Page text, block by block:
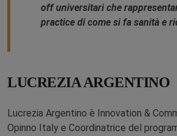
off universitari che
practice di come si fa sanità e
LUCREZIA ARGENTINO
Lucrezia Argentino è Innovation &
Opinno Italy e Coordinatrice del